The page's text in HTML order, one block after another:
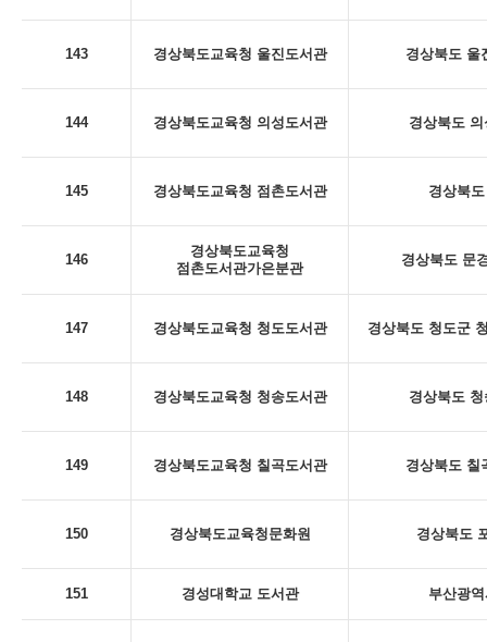
143 경상북도교육청 울진도서관 경상북도 울
144 경상북도교육청 의성도서관 경상북도
145 경상북도교육청 점촌도서관 경상북
146
경상북도교육청
점촌도서관가은분관
경상북도 문
147 경상북도교육청 청도도서관 경상북도 청도군
148 경상북도교육청 청송도서관 경상북도
149 경상북도교육청 칠곡도서관 경상북도 칠
150 경상북도교육청문화원 경상북도
151 경성대학교 도서관 부산광